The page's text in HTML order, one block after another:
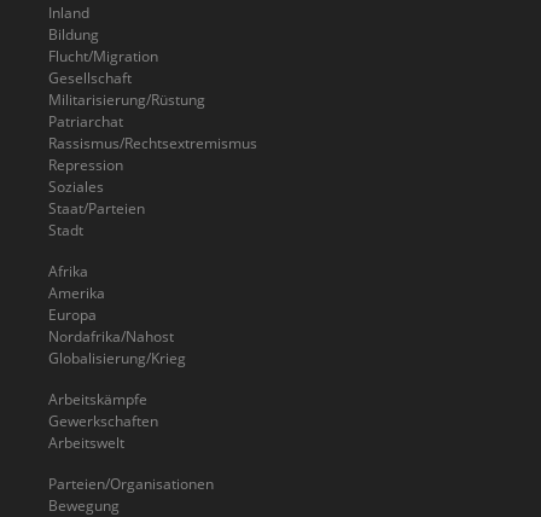
Inland
Bildung
Flucht/Migration
Gesellschaft
Militarisierung/Rüstung
Patriarchat
Rassismus/Rechtsextremismus
Repression
Soziales
Staat/Parteien
Stadt
Afrika
Amerika
Europa
Nordafrika/Nahost
Globalisierung/Krieg
Arbeitskämpfe
Gewerkschaften
Arbeitswelt
Parteien/Organisationen
Bewegung